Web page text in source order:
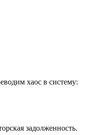
хаос в систему:
задолженность.